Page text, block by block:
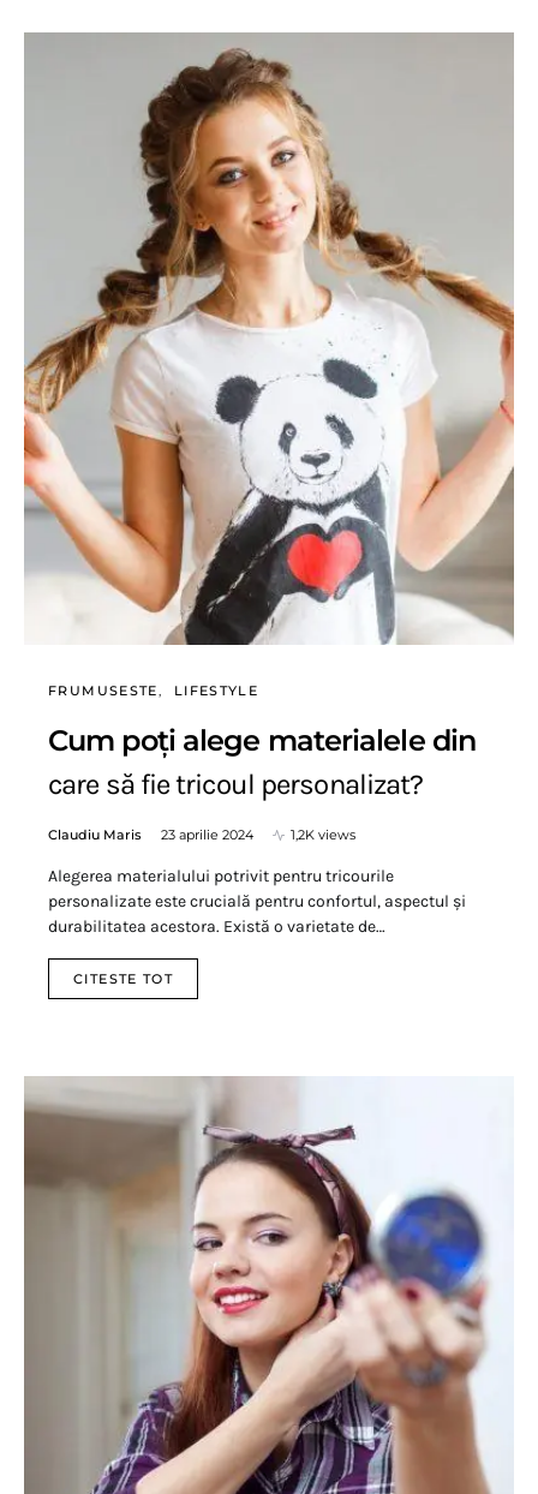
FRUMUSESTE LIFESTYLE
Cum poți alege materialele din
care să fie tricoul personalizat?
Claudiu Maris 23 aprilie 2024 1,2K views
Alegerea materialului potrivit pentru tricourile
personalizate este crucială pentru confortul, aspectul și
durabilitatea acestora. Există o varietate de…
CITESTE TOT